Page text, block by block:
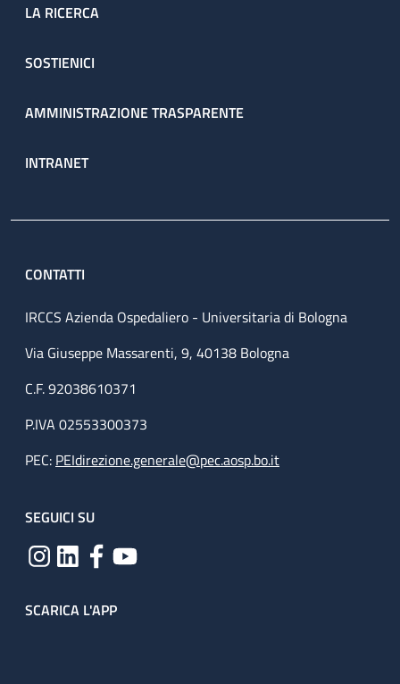
LA RICERCA
SOSTIENICI
AMMINISTRAZIONE TRASPARENTE
INTRANET
CONTATTI
IRCCS Azienda Ospedaliero - Universitaria di Bologna
Via Giuseppe Massarenti, 9, 40138 Bologna
C.F. 92038610371
P.IVA 02553300373
PEC: PEIdirezione.generale@pec.aosp.bo.it
SEGUICI SU
SCARICA L'APP